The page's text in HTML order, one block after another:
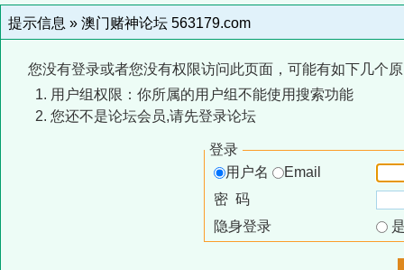
提示信息 » 澳门赌神论坛 563179.com
您没有登录或者您没有权限访问此页面，可能有如下几个
用户组权限：你所属的用户组不能使用搜索功能
您还不是论坛会员,请先登录论坛
登录
用户名
Email
密 码
隐身登录